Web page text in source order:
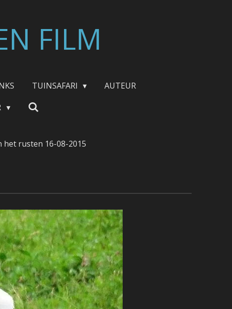
FILM
TUINSAFARI
AUTEUR
het rusten 16-08-2015